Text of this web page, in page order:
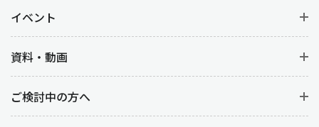
イベント
資料・動画
ご検討中の方へ